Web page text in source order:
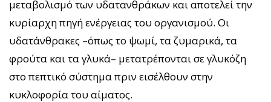
μεταβολισμό των υδατανθράκων και αποτελεί την
κυρίαρχη πηγή ενέργειας του οργανισμού. Οι
υδατάνθρακες –όπως το ψωμί, τα ζυμαρικά, τα
φρούτα και τα γλυκά– μετατρέπονται σε γλυκόζη
στο πεπτικό σύστημα πριν εισέλθουν στην
κυκλοφορία του αίματος.